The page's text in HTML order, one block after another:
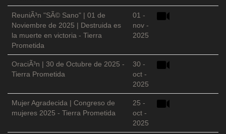
ReuniÃ³n "SÃ© Sano" | 01 de
Noviembre de 2025 | Destruida es
la muerte en victoria - Tierra
Prometida
01 -
nov -
2025
OraciÃ³n | 30 de Octubre de 2025 -
Tierra Prometida
30 -
oct -
2025
Mujer Agradecida | Congreso de
mujeres 2025 - Tierra Prometida
25 -
oct -
2025